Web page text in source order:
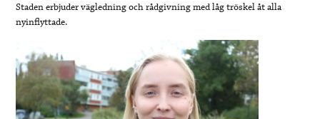
Staden erbjuder vägledning och rådgivning med låg tröskel åt alla
nyinflyttade.